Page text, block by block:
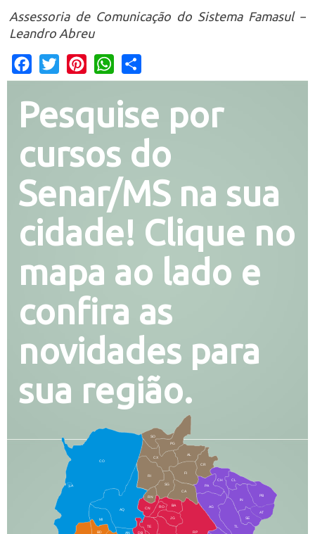
Assessoria de Comunicação do Sistema Famasul –
Leandro Abreu
Facebook
Twitter PinterestWhatsApp
Pesquise por
cursos do
Senar/MS na sua
cidade! Clique no
mapa ao lado e
confira as
novidades para
sua região.
CO
AQ
MI
AN
CX
RI
AL
CR
FI
SG
BA
CA
PA
CH CL
PB
SE
TL
AG
RP
RO
JG
BD DB
TE
IN
RN
CN
AT
PG
SO
LA